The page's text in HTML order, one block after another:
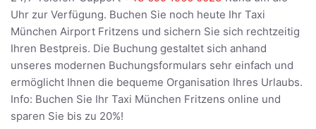
Uhr zur Verfügung. Buchen Sie noch heute Ihr Taxi
München Airport Fritzens und sichern Sie sich rechtzeitig
Ihren Bestpreis. Die Buchung gestaltet sich anhand
unseres modernen Buchungsformulars sehr einfach und
ermöglicht Ihnen die bequeme Organisation Ihres Urlaubs.
Info: Buchen Sie Ihr Taxi München Fritzens online und
sparen Sie bis zu 20%!